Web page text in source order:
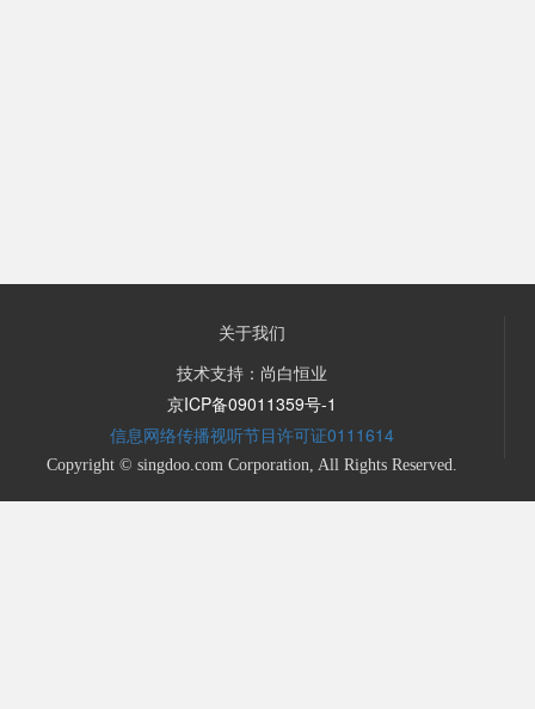
关于我们
技术支持：尚白恒业
京ICP备09011359号-1
信息网络传播视听节目许可证0111614
Copyright © singdoo.com Corporation, All Rights Reserved.